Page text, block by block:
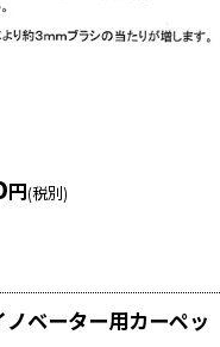
円 (税別)
ベーター用カーペッ